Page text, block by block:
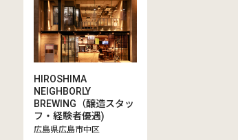
HIROSHIMA
NEIGHBORLY
BREWING（醸造スタッ
フ・経験者優遇)
広島県広島市中区